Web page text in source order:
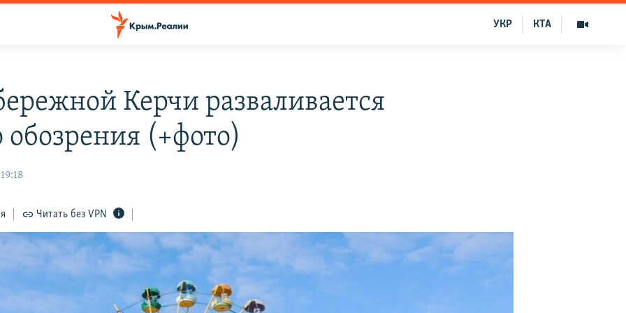
КТА
УКР
Керчи разваливается
обозрения (+фото)
Читать без VPN